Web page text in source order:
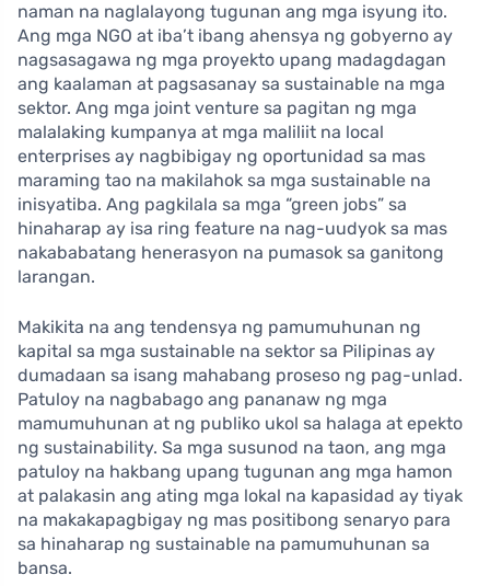
naman na naglalayong tugunan ang mga isyung ito.
Ang mga NGO at iba’t ibang ahensya ng gobyerno ay
nagsasagawa ng mga proyekto upang madagdagan
ang kaalaman at pagsasanay sa sustainable na mga
sektor. Ang mga joint venture sa pagitan ng mga
malalaking kumpanya at mga maliliit na local
enterprises ay nagbibigay ng oportunidad sa mas
maraming tao na makilahok sa mga sustainable na
inisyatiba. Ang pagkilala sa mga “green jobs” sa
hinaharap ay isa ring feature na nag-uudyok sa mas
nakababatang henerasyon na pumasok sa ganitong
larangan.
Makikita na ang tendensya ng pamumuhunan ng
kapital sa mga sustainable na sektor sa Pilipinas ay
dumadaan sa isang mahabang proseso ng pag-unlad.
Patuloy na nagbabago ang pananaw ng mga
mamumuhunan at ng publiko ukol sa halaga at epekto
ng sustainability. Sa mga susunod na taon, ang mga
patuloy na hakbang upang tugunan ang mga hamon
at palakasin ang ating mga lokal na kapasidad ay tiyak
na makakapagbigay ng mas positibong senaryo para
sa hinaharap ng sustainable na pamumuhunan sa
bansa.